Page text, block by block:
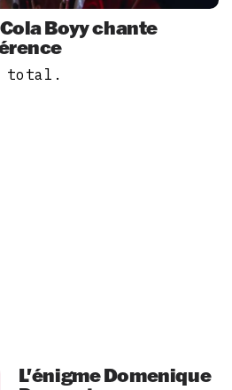
Boyy chante
total.
L'énigme Domenique